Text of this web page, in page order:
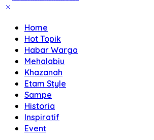
Home
Hot Topik
Habar Warga
Mehalabiu
Khazanah
Etam Style
Sampe
Historia
Inspiratif
Event